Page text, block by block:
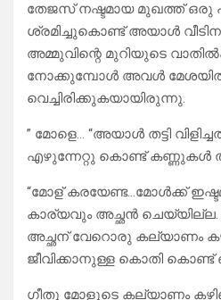
തേജസ് നഷ്ടമായ മുഖത്ത് ഒരു
ശ്രമിച്ചുകൊണ്ട് അയാൾ
അമ്മുവിന്റെ മുറിയുടെ
നോക്കുമ്പോൾ അവൾ
വെച്ചിരിക്കുകയായിരുന്നു.
” മോളെ… “അയാൾ തട്ടി
എഴുന്നേറ്റു കൊണ്ട് കണ്ണുകൾ
“മോള് കരയേണ്ട…മോൾക്ക്
കാര്യവും അച്ഛൻ
അച്ഛന് വേറൊരു കല്യാണം
ജീവിക്കാനുള്ള കൊതി കൊണ്ട്
ഗീതു മോളുടെ കല്യാണം